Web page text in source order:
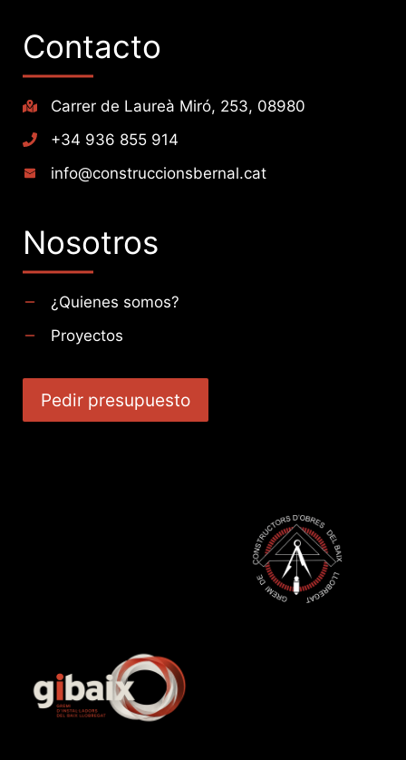
Contacto
Carrer de Laureà Miró, 253, 08980
+34 936 855 914
info@construccionsbernal.cat
Nosotros
¿Quienes somos?
Proyectos
Pedir presupuesto